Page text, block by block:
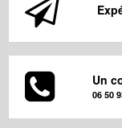
Un
06 50